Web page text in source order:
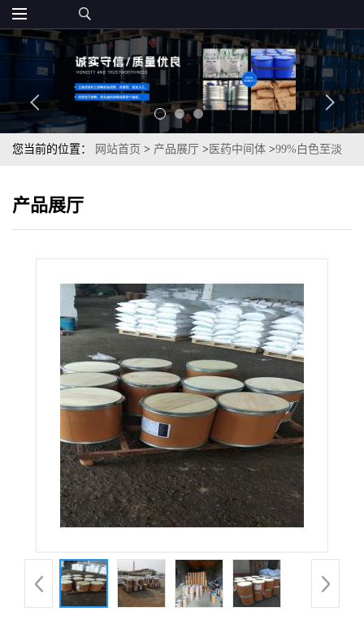
您当前的位置： 网站首页 > 产品展厅 > 医药中间体 >99%白色至淡
产品展厅